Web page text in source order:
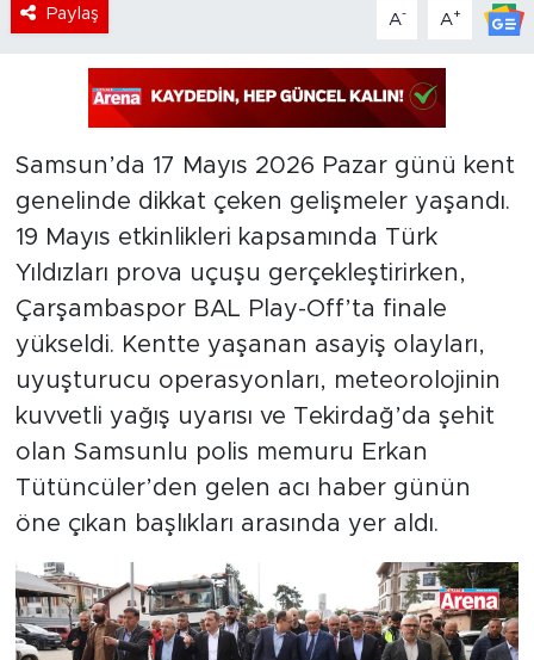
Paylaş A- A+
Samsun’da 17 Mayıs 2026 Pazar günü kent
genelinde dikkat çeken gelişmeler yaşandı.
19 Mayıs etkinlikleri kapsamında Türk
Yıldızları prova uçuşu gerçekleştirirken,
Çarşambaspor BAL Play-Off’ta finale
yükseldi. Kentte yaşanan asayiş olayları,
uyuşturucu operasyonları, meteorolojinin
kuvvetli yağış uyarısı ve Tekirdağ’da şehit
olan Samsunlu polis memuru Erkan
Tütüncüler’den gelen acı haber günün
öne çıkan başlıkları arasında yer aldı.